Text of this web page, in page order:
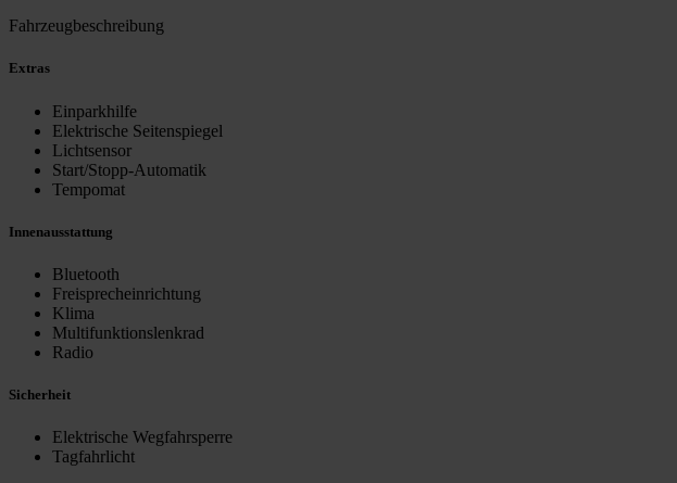
Fahrzeugbeschreibung
Extras
Einparkhilfe
Elektrische Seitenspiegel
Lichtsensor
Start/Stopp-Automatik
Tempomat
Innenausstattung
Bluetooth
Freisprecheinrichtung
Klima
Multifunktionslenkrad
Radio
Sicherheit
Elektrische Wegfahrsperre
Tagfahrlicht